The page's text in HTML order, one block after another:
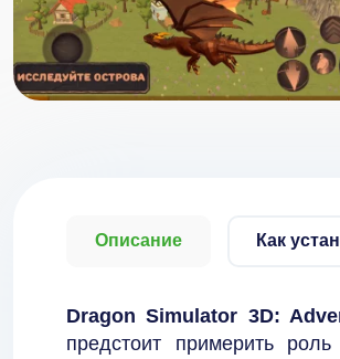
Описание Как
Dragon Simulator 3D:
предстоит примерить